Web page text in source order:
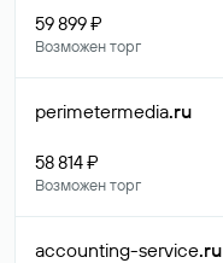
59 899 ₽
Возможен торг
perimetermedia.ru
58 814 ₽
Возможен торг
accounting-service.ru